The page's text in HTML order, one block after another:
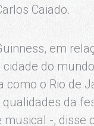
Caiado.
em
do
o Rio de
da
-, disse